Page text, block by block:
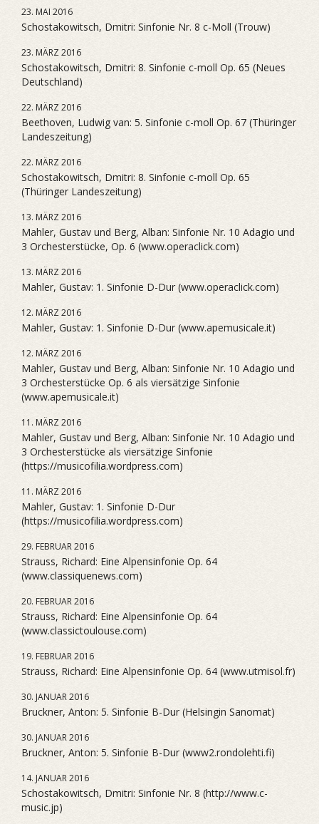
23. MAI 2016
Schostakowitsch, Dmitri: Sinfonie Nr. 8 c-Moll (Trouw)
23. MÄRZ 2016
Schostakowitsch, Dmitri: 8. Sinfonie c-moll Op. 65 (Neues
Deutschland)
22. MÄRZ 2016
Beethoven, Ludwig van: 5. Sinfonie c-moll Op. 67 (Thüringer
Landeszeitung)
22. MÄRZ 2016
Schostakowitsch, Dmitri: 8. Sinfonie c-moll Op. 65
(Thüringer Landeszeitung)
13. MÄRZ 2016
Mahler, Gustav und Berg, Alban: Sinfonie Nr. 10 Adagio und
3 Orchesterstücke, Op. 6 (www.operaclick.com)
13. MÄRZ 2016
Mahler, Gustav: 1. Sinfonie D-Dur (www.operaclick.com)
12. MÄRZ 2016
Mahler, Gustav: 1. Sinfonie D-Dur (www.apemusicale.it)
12. MÄRZ 2016
Mahler, Gustav und Berg, Alban: Sinfonie Nr. 10 Adagio und
3 Orchesterstücke Op. 6 als viersätzige Sinfonie
(www.apemusicale.it)
11. MÄRZ 2016
Mahler, Gustav und Berg, Alban: Sinfonie Nr. 10 Adagio und
3 Orchesterstücke als viersätzige Sinfonie
(https://musicofilia.wordpress.com)
11. MÄRZ 2016
Mahler, Gustav: 1. Sinfonie D-Dur
(https://musicofilia.wordpress.com)
29. FEBRUAR 2016
Strauss, Richard: Eine Alpensinfonie Op. 64
(www.classiquenews.com)
20. FEBRUAR 2016
Strauss, Richard: Eine Alpensinfonie Op. 64
(www.classictoulouse.com)
19. FEBRUAR 2016
Strauss, Richard: Eine Alpensinfonie Op. 64 (www.utmisol.fr)
30. JANUAR 2016
Bruckner, Anton: 5. Sinfonie B-Dur (Helsingin Sanomat)
30. JANUAR 2016
Bruckner, Anton: 5. Sinfonie B-Dur (www2.rondolehti.fi)
14. JANUAR 2016
Schostakowitsch, Dmitri: Sinfonie Nr. 8 (http://www.c-
music.jp)